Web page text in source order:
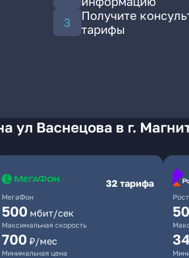
Получите
тарифы
ул Васнецова в г.
МегаФон
32 тарифа
500 мбит/сек
Максимальная скорость
700 ₽/мес
Минимальная цена